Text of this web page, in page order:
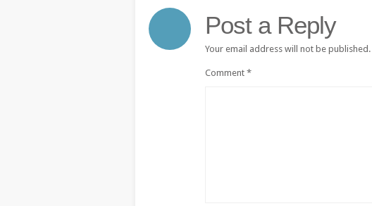
Post a Reply
Your email address will not be published.
Comment *